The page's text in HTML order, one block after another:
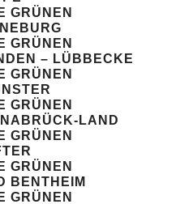
GRÜNEN
GRÜNEN
– LÜBBECKE
GRÜNEN
GRÜNEN
LAND
GRÜNEN
GRÜNEN
BENTHEIM
GRÜNEN